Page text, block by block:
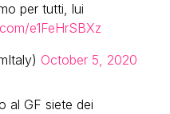
per tutti, lui
e1FeHrSBXz
October 5, 2020
al GF siete dei